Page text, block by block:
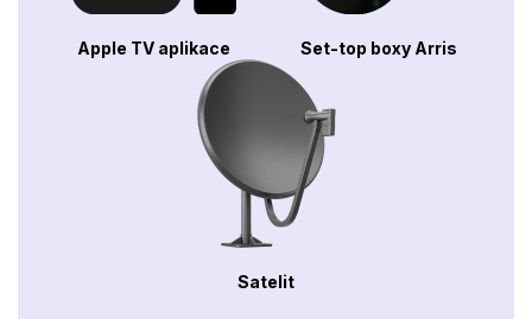
Apple TV aplikace Set-top boxy Arris
Satelit